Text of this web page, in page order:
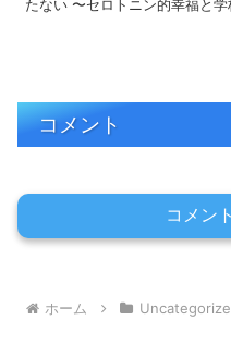
たない 〜セロトニン的幸福と学
コメント
コメン
ホーム